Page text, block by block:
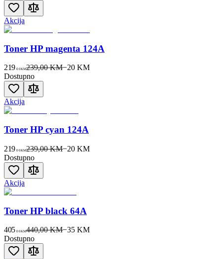
Akcija
Toner HP magenta 124A
219 00KM239,00 KM−20 KM
Dostupno
Akcija
Toner HP cyan 124A
219 00KM239,00 KM−20 KM
Dostupno
Akcija
Toner HP black 64A
405 00KM440,00 KM−35 KM
Dostupno